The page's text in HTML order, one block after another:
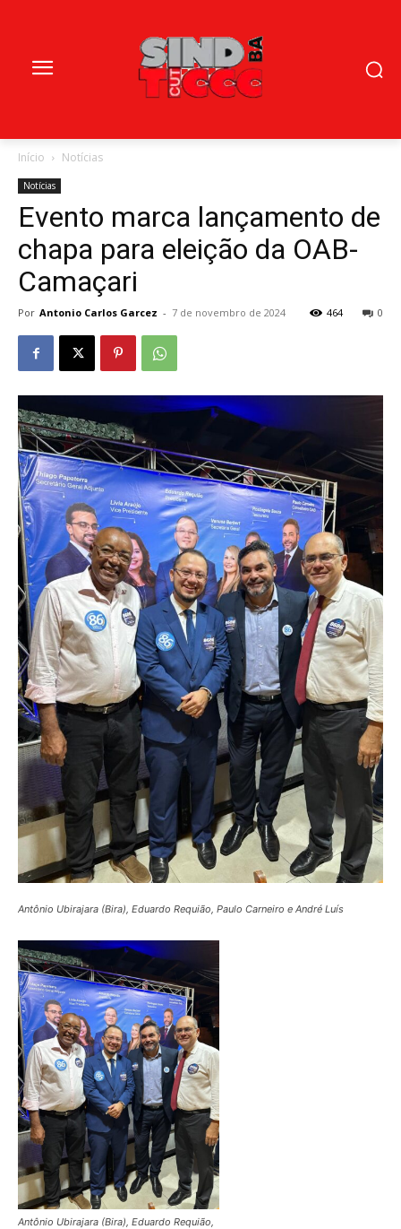
Início Notícias
Notícias
Evento marca lançamento de
chapa para eleição da OAB-
Camaçari
Por Antonio Carlos Garcez - 7 de novembro de 2024 0
464
Antônio Ubirajara (Bira), Eduardo Requião, Paulo Carneiro e André Luís
Antônio Ubirajara (Bira), Eduardo Requião,